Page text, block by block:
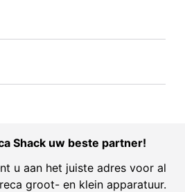
Shack uw beste partner!
u aan het juiste adres voor al
groot- en klein apparatuur.